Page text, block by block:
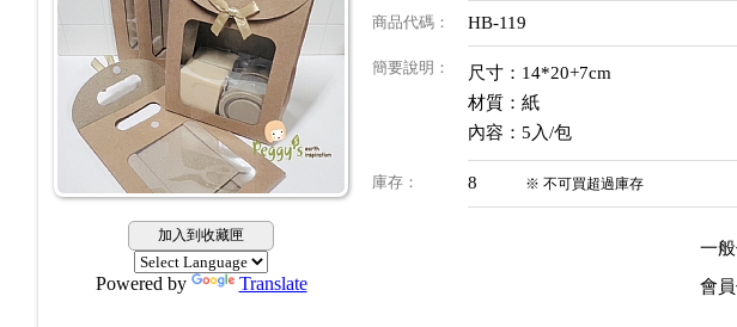
加入到收藏匣
Powered by Translate
商品代碼 ： HB-119
簡要說明 ：
尺寸：14*20+7cm
材質：紙
內容：5入/包
庫存 ： 8 ※ 不可買超過庫存
一
會